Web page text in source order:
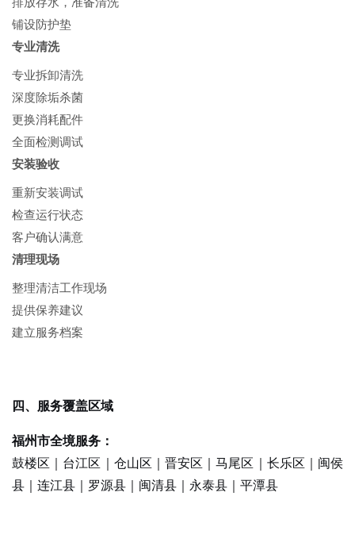
铺设防护垫
专业清洗
专业拆卸清洗
深度除垢杀菌
更换消耗配件
全面检测调试
安装验收
重新安装调试
检查运行状态
客户确认满意
清理现场
整理清洁工作现场
提供保养建议
建立服务档案
四、服务覆盖区域
福州市全境服务：
鼓楼区｜台江区｜仓山区｜晋安区｜马尾区｜长乐区｜闽侯
县｜连江县｜罗源县｜闽清县｜永泰县｜平潭县